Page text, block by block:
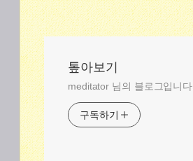
톺아보기
meditator 님의 블로그입니다.
구독하기